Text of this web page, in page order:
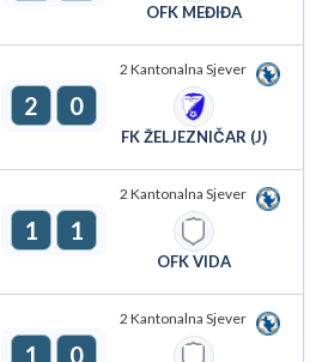
OFK MEĐIĐA
2 Kantonalna Sjever
2 0
FK ŽELJEZNIČAR (J)
2 Kantonalna Sjever
1 1
OFK VIDA
2 Kantonalna Sjever
1 0